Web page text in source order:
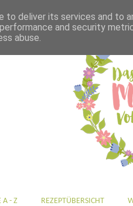
A - Z REZEPTÜBERSICHT
to deliver its services and to
and security
abuse.